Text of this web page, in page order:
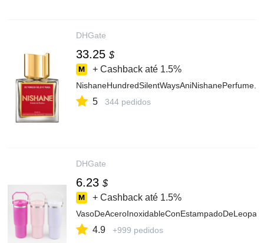
DHGate
33.25 $
+ Cashback até 1.5%
5 344 pedidos
DHGate
6.23 $
+ Cashback até 1.5%
4.9 +999 pedidos